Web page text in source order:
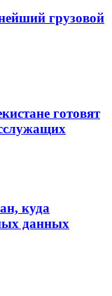
грузовой
готовят
куда
данных